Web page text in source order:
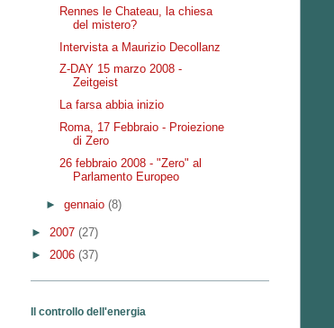
Rennes le Chateau, la chiesa
del mistero?
Intervista a Maurizio Decollanz
Z-DAY 15 marzo 2008 -
Zeitgeist
La farsa abbia inizio
Roma, 17 Febbraio - Proiezione
di Zero
26 febbraio 2008 - "Zero" al
Parlamento Europeo
► gennaio (8)
► 2007 (27)
► 2006 (37)
Il controllo dell'energia